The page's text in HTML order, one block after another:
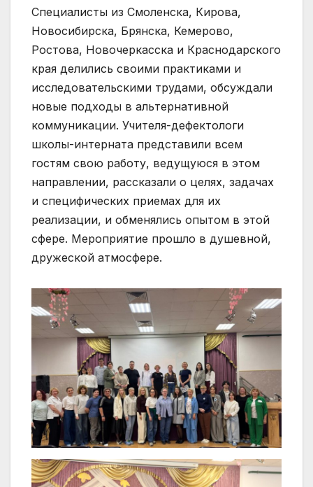
Специалисты из Смоленска, Кирова,
Новосибирска, Брянска, Кемерово,
Ростова, Новочеркасска и Краснодарского
края делились своими практиками и
исследовательскими трудами, обсуждали
новые подходы в альтернативной
коммуникации. Учителя-дефектологи
школы-интерната представили всем
гостям свою работу, ведущуюся в этом
направлении, рассказали о целях, задачах
и специфических приемах для их
реализации, и обменялись опытом в этой
сфере. Мероприятие прошло в душевной,
дружеской атмосфере.